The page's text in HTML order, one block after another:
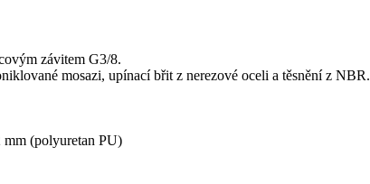
závitem G3/8.
mosazi, upínací břit z nerezové oceli a těsnění z NBR.
mm (polyuretan PU)